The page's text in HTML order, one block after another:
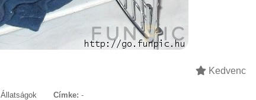
Kedvenc
Állatságok Címke: -